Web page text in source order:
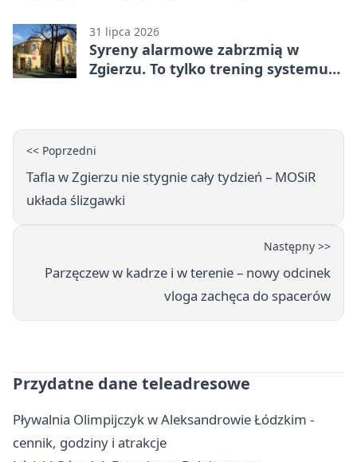
31 lipca 2026
Syreny alarmowe zabrzmią w
Zgierzu. To tylko trening systemu
<< Poprzedni
Tafla w Zgierzu nie stygnie cały tydzień – MOSiR
układa ślizgawki
Następny >>
Parzęczew w kadrze i w terenie – nowy odcinek
vloga zachęca do spacerów
Przydatne dane teleadresowe
Pływalnia Olimpijczyk w Aleksandrowie Łódzkim -
cennik, godziny i atrakcje